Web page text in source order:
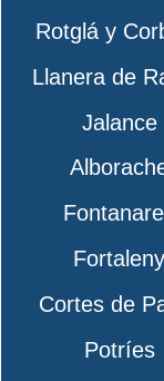
Rotglá y
Llanera de
Jalance
Fortaleny
Cortes de
Potríes